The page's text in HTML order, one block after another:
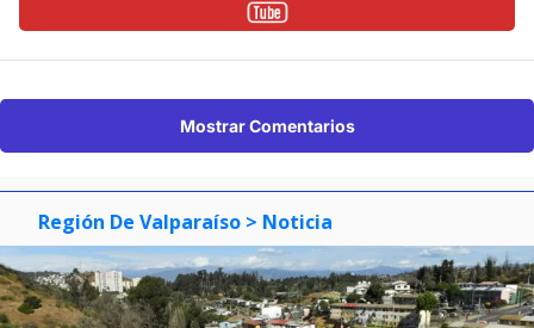
Mostrar Comentarios
Región De Valparaíso > Noticia